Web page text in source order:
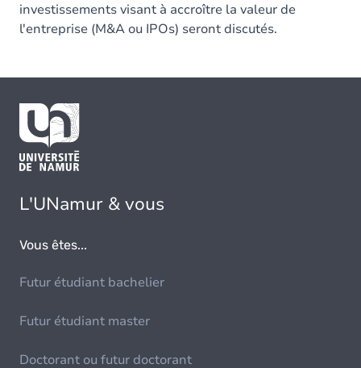
investissements visant à accroître la valeur de
l'entreprise (M&A ou IPOs) seront discutés.
L'UNamur & vous
Vous êtes...
Futur étudiant bachelier
Futur étudiant master
Doctorant ou futur doctorant